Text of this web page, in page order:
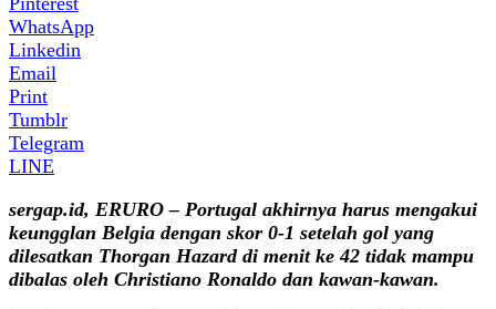
WhatsApp
Linkedin
Email
Print
Tumblr
Telegram
LINE
sergap.id, ERURO – Portugal akhirnya harus mengakui
keungglan Belgia dengan skor 0-1 setelah gol yang
dilesatkan Thorgan Hazard di menit ke 42 tidak mampu
dibalas oleh Christiano Ronaldo dan kawan-kawan.